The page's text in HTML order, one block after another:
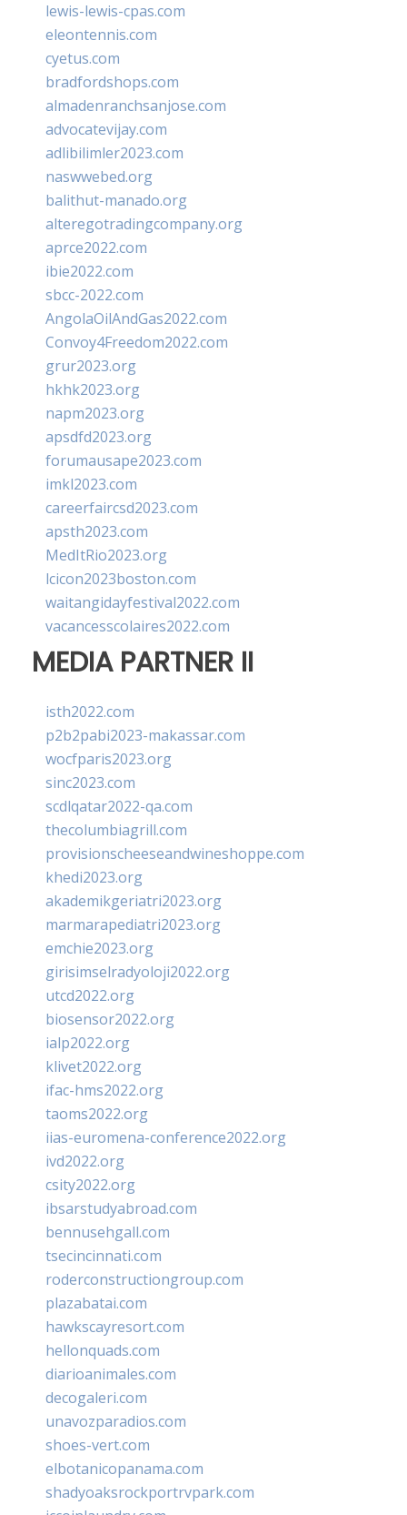
lewis-lewis-cpas.com
eleontennis.com
cyetus.com
bradfordshops.com
almadenranchsanjose.com
advocatevijay.com
adlibilimler2023.com
naswwebed.org
balithut-manado.org
alteregotradingcompany.org
aprce2022.com
ibie2022.com
sbcc-2022.com
AngolaOilAndGas2022.com
Convoy4Freedom2022.com
grur2023.org
hkhk2023.org
napm2023.org
apsdfd2023.org
forumausape2023.com
imkl2023.com
careerfaircsd2023.com
apsth2023.com
MedItRio2023.org
lcicon2023boston.com
waitangidayfestival2022.com
vacancesscolaires2022.com
MEDIA PARTNER II
isth2022.com
p2b2pabi2023-makassar.com
wocfparis2023.org
sinc2023.com
scdlqatar2022-qa.com
thecolumbiagrill.com
provisionscheeseandwineshoppe.com
khedi2023.org
akademikgeriatri2023.org
marmarapediatri2023.org
emchie2023.org
girisimselradyoloji2022.org
utcd2022.org
biosensor2022.org
ialp2022.org
klivet2022.org
ifac-hms2022.org
taoms2022.org
iias-euromena-conference2022.org
ivd2022.org
csity2022.org
ibsarstudyabroad.com
bennusehgall.com
tsecincinnati.com
roderconstructiongroup.com
plazabatai.com
hawkscayresort.com
hellonquads.com
diarioanimales.com
decogaleri.com
unavozparadios.com
shoes-vert.com
elbotanicopanama.com
shadyoaksrockportrvpark.com